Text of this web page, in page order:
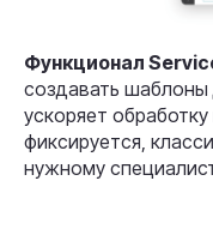
Функционал
создавать шаблоны
ускоряет
фиксируется,
нужному